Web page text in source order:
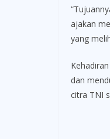
ajakan
yang
dan
citra TNI